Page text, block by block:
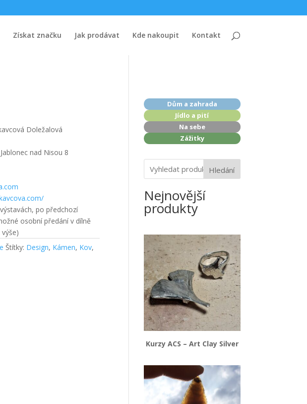
Získat značku Jak prodávat Kde nakoupit Kontakt
Doležalová
nad Nisou 8
po předchozí
osobní předání v dílně
výše)
Štítky: Design, Kámen, Kov,
Dům a zahrada
Jídlo a pití
Na sebe
Zážitky
Hledání
Nejnovější
produkty
Kurzy ACS – Art Clay Silver